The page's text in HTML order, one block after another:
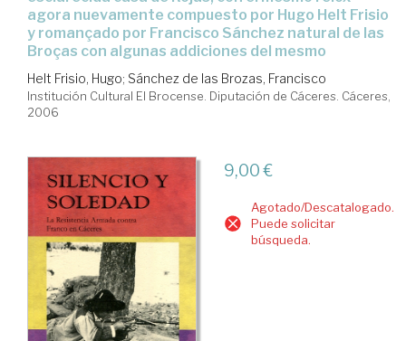
agora nuevamente compuesto por Hugo Helt Frisio
y romançado por Francisco Sánchez natural de las
Broças con algunas addiciones del mesmo
Helt Frisio, Hugo; Sánchez de las Brozas, Francisco
Institución Cultural El Brocense. Diputación de Cáceres. Cáceres,
2006
9,00 €
Agotado/Descatalogado.
Puede solicitar
búsqueda.